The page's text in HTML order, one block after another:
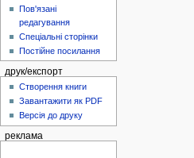
Пов'язані
редагування
Спеціальні сторінки
Постійне посилання
друк/експорт
Створення книги
Завантажити як PDF
Версія до друку
реклама